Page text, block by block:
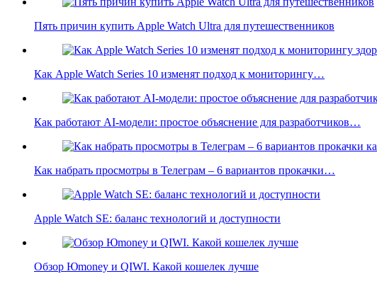
Пять причин купить Apple Watch Ultra для путешественников
Как Apple Watch Series 10 изменят подход к мониторингу…
Как работают AI-модели: простое объяснение для разработчиков…
Как набрать просмотры в Телеграм – 6 вариантов прокачки…
Apple Watch SE: баланс технологий и доступности
Обзор Юmoney и QIWI. Какой кошелек лучше